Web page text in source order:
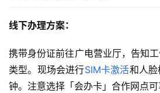
线下办理方案：
携带身份证前往广电营业厅，告知
类型。现场会进行SIM卡激活和人
钟。注意选择「会办卡」合作网点可